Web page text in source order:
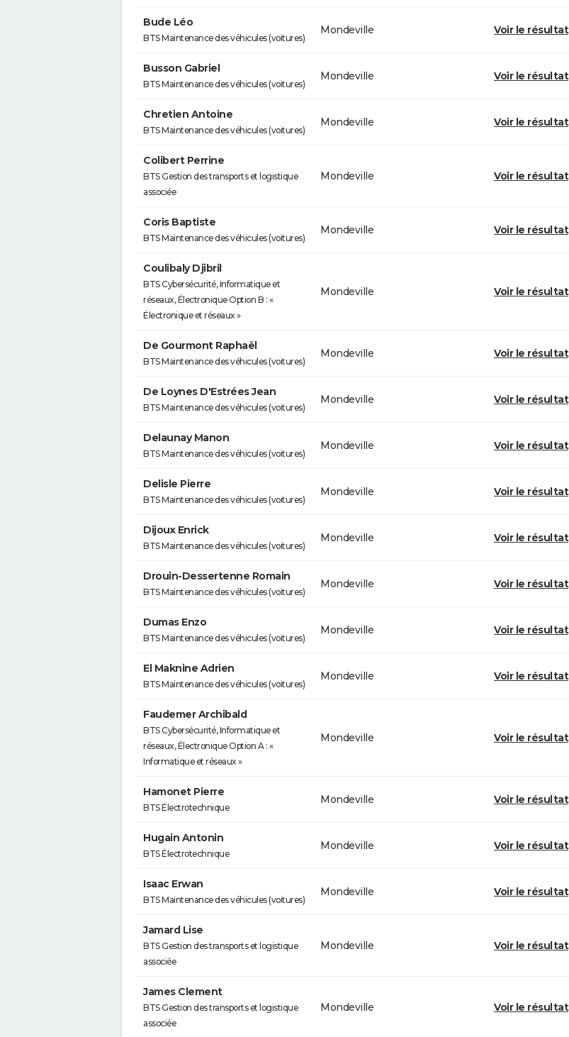
Bude Léo
BTS Maintenance des véhicules (voitures)
Mondeville Voir le résultat
Busson Gabriel
BTS Maintenance des véhicules (voitures)
Mondeville Voir le résultat
Chretien Antoine
BTS Maintenance des véhicules (voitures)
Mondeville Voir le résultat
Colibert Perrine
BTS Gestion des transports et logistique
associée
Mondeville Voir le résultat
Coris Baptiste
BTS Maintenance des véhicules (voitures)
Mondeville Voir le résultat
Coulibaly Djibril
BTS Cybersécurité, Informatique et
réseaux, Électronique Option B : «
Électronique et réseaux »
Mondeville Voir le résultat
De Gourmont Raphaël
BTS Maintenance des véhicules (voitures)
Mondeville Voir le résultat
De Loynes D'Estrées Jean
BTS Maintenance des véhicules (voitures)
Mondeville Voir le résultat
Delaunay Manon
BTS Maintenance des véhicules (voitures)
Mondeville Voir le résultat
Delisle Pierre
BTS Maintenance des véhicules (voitures)
Mondeville Voir le résultat
Dijoux Enrick
BTS Maintenance des véhicules (voitures)
Mondeville Voir le résultat
Drouin-Dessertenne Romain
BTS Maintenance des véhicules (voitures)
Mondeville Voir le résultat
Dumas Enzo
BTS Maintenance des véhicules (voitures)
Mondeville Voir le résultat
El Maknine Adrien
BTS Maintenance des véhicules (voitures)
Mondeville Voir le résultat
Faudemer Archibald
BTS Cybersécurité, Informatique et
réseaux, Électronique Option A : «
Informatique et réseaux »
Mondeville Voir le résultat
Hamonet Pierre
BTS Électrotechnique
Mondeville Voir le résultat
Hugain Antonin
BTS Électrotechnique
Mondeville Voir le résultat
Isaac Erwan
BTS Maintenance des véhicules (voitures)
Mondeville Voir le résultat
Jamard Lise
BTS Gestion des transports et logistique
associée
Mondeville Voir le résultat
James Clement
BTS Gestion des transports et logistique
associée
Mondeville Voir le résultat